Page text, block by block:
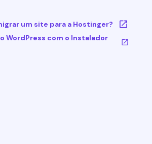
um site para a Hostinger?
WordPress com o Instalador